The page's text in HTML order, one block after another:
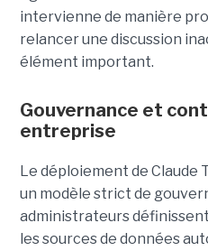
intervienne de manière
relancer une discussion
élément important.
Gouvernance et
entreprise
Le déploiement de Claude
un modèle strict de
administrateurs
les sources de données